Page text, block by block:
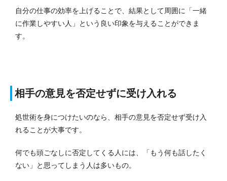
自分の仕事の効率を上げることで、結果として周囲に「一緒
に作業しやすい人」という良い印象を与えることができま
す。
相手の意見を否定せずに受け入れる
処世術を身につけたいのなら、相手の意見を否定せず受け入
れることが大事です。
何でも頭ごなしに否定してくる人には、「もう何も話したく
ない」と思ってしまう人は多いもの。